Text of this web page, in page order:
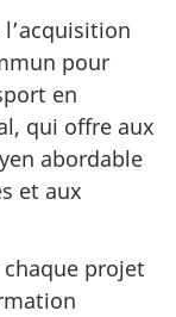
pour
en
qui offre aux
abordable
et aux
projet